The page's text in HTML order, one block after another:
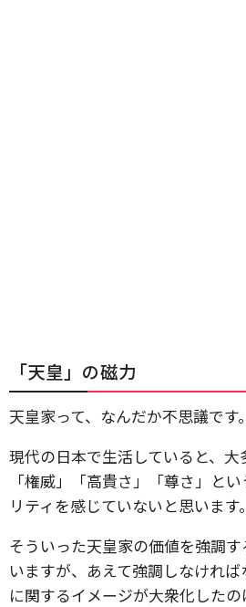
「天皇」の磁力
天皇家って、なんだか不思議です。
現代の日本で生活していると、
「権威」「高貴さ」「尊さ」と
リティを感じていないと思います。
そういった天皇家の価値を強調
いますが、あえて強調しなけれ
に関するイメージが大衆化した